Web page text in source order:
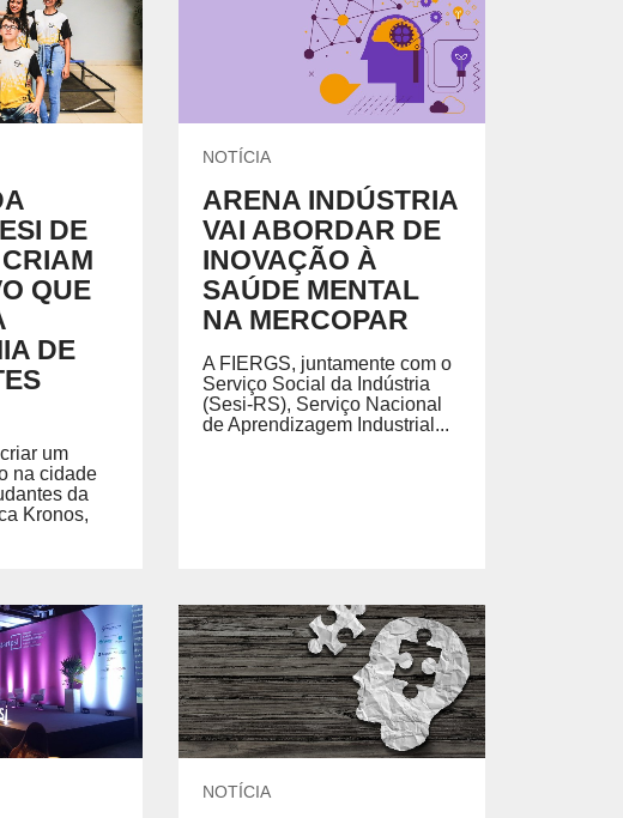
MAIS SOBRE A SAÚDE
SESIMAX Saúde
DO ALUNO EJA E ENSINO MÉDIO
LEGADO DAS ENCHENTES DE 2024
DE
QUE
DE
um
na cidade
da
Kronos,
NOTÍCIA
ARENA INDÚSTRIA
VAI ABORDAR DE
INOVAÇÃO À
SAÚDE MENTAL
NA MERCOPAR
A FIERGS, juntamente com o
Serviço Social da Indústria
(Sesi-RS), Serviço Nacional
de Aprendizagem Industrial...
NOTÍCIA